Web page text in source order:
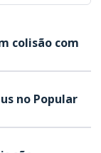
colisão com
no Popular